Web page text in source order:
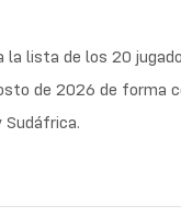
lista de los 20
de 2026 de forma